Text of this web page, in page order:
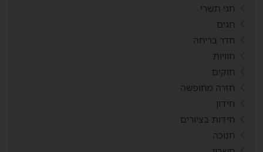
חגי תשרי
חגים
חדר בריחה
חוויות
חוקים
חזרה מחופשה
חידון
חידות בציורים
חנוכה